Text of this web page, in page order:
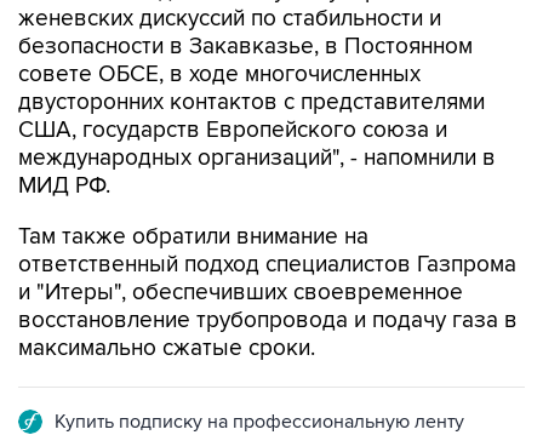
женевских дискуссий по стабильности и
безопасности в Закавказье, в Постоянном
совете ОБСЕ, в ходе многочисленных
двусторонних контактов с представителями
США, государств Европейского союза и
международных организаций", - напомнили в
МИД РФ.
Там также обратили внимание на
ответственный подход специалистов Газпрома
и "Итеры", обеспечивших своевременное
восстановление трубопровода и подачу газа в
максимально сжатые сроки.
Купить подписку на профессиональную ленту